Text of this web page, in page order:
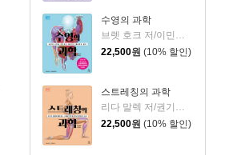
수영의 과학
브렛 호크 저/이민아 역
22,500원 (10% 할인)
스트레칭의 과학
리다 말렉 저/권기호 역
22,500원 (10% 할인)